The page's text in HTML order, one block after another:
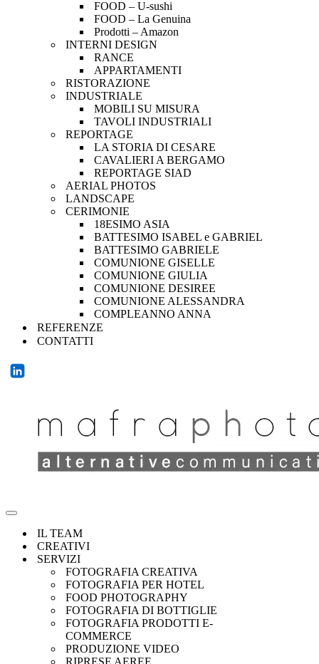
FOOD – U-sushi
FOOD – La Genuina
Prodotti – Amazon
INTERNI DESIGN
RANCE
APPARTAMENTI
RISTORAZIONE
INDUSTRIALE
MOBILI SU MISURA
TAVOLI INDUSTRIALI
REPORTAGE
LA STORIA DI CESARE
CAVALIERI A BERGAMO
REPORTAGE SIAD
AERIAL PHOTOS
LANDSCAPE
CERIMONIE
18ESIMO ASIA
BATTESIMO ISABEL e GABRIEL
BATTESIMO GABRIELE
COMUNIONE GISELLE
COMUNIONE GIULIA
COMUNIONE DESIREE
COMUNIONE ALESSANDRA
COMPLEANNO ANNA
REFERENZE
CONTATTI
IL TEAM
CREATIVI
SERVIZI
FOTOGRAFIA CREATIVA
FOTOGRAFIA PER HOTEL
FOOD PHOTOGRAPHY
FOTOGRAFIA DI BOTTIGLIE
FOTOGRAFIA PRODOTTI E-
COMMERCE
PRODUZIONE VIDEO
RIPRESE AEREE